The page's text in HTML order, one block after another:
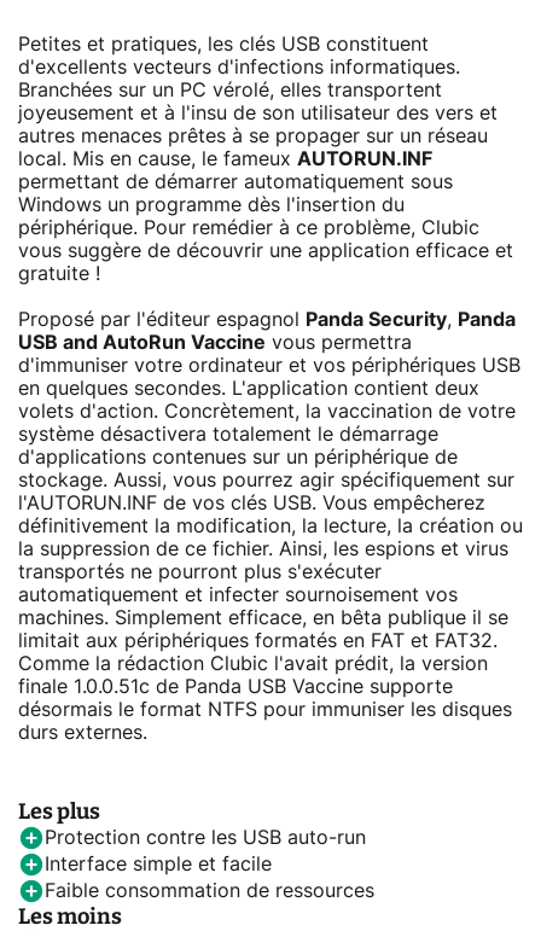
Petites et pratiques, les clés USB constituent
d'excellents vecteurs d'infections informatiques.
Branchées sur un PC vérolé, elles transportent
joyeusement et à l'insu de son utilisateur des vers et
autres menaces prêtes à se propager sur un réseau
local. Mis en cause, le fameux AUTORUN.INF
permettant de démarrer automatiquement sous
Windows un programme dès l'insertion du
périphérique. Pour remédier à ce problème, Clubic
vous suggère de découvrir une application efficace et
gratuite !
Proposé par l'éditeur espagnol Panda Security, Panda
USB and AutoRun Vaccine vous permettra
d'immuniser votre ordinateur et vos périphériques USB
en quelques secondes. L'application contient deux
volets d'action. Concrètement, la vaccination de votre
système désactivera totalement le démarrage
d'applications contenues sur un périphérique de
stockage. Aussi, vous pourrez agir spécifiquement sur
l'AUTORUN.INF de vos clés USB. Vous empêcherez
définitivement la modification, la lecture, la création ou
la suppression de ce fichier. Ainsi, les espions et virus
transportés ne pourront plus s'exécuter
automatiquement et infecter sournoisement vos
machines. Simplement efficace, en bêta publique il se
limitait aux périphériques formatés en FAT et FAT32.
Comme la rédaction Clubic l'avait prédit, la version
finale 1.0.0.51c de Panda USB Vaccine supporte
désormais le format NTFS pour immuniser les disques
durs externes.
Les plus
Protection contre les USB auto-run
Interface simple et facile
Faible consommation de ressources
Les moins